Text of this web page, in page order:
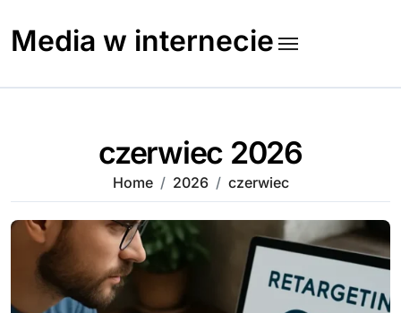
content
Media w internecie
czerwiec 2026
Home 2026 czerwiec